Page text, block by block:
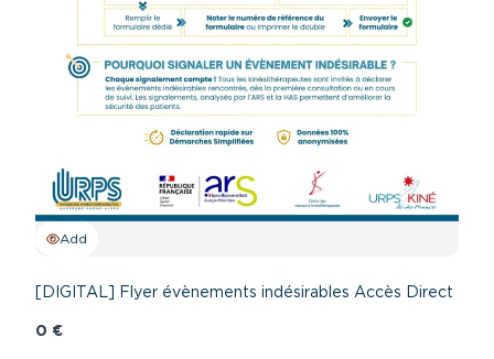
Add
[DIGITAL] Flyer évènements indésirables Accès Direct
0 €